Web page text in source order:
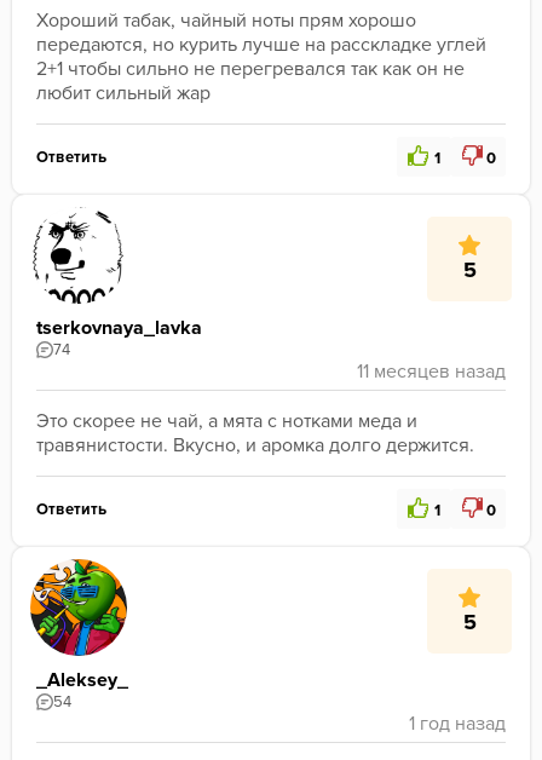
Хороший табак, чайный ноты прям хорошо
передаются, но курить лучше на расскладке углей
2+1 чтобы сильно не перегревался так как он не
любит сильный жар
Ответить 1 0
5
tserkovnaya_lavka
74
Это скорее не чай, а мята с нотками меда и
травянистости. Вкусно, и аромка долго держится.
Ответить 1 0
5
_Aleksey_
54